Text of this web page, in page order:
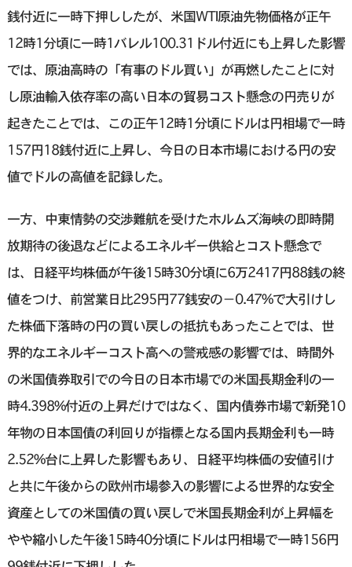
銭付近に一時下押ししたが、米国WTI原油先物価格が正午
12時1分頃に一時1バレル100.31ドル付近にも上昇した影響
では、原油高時の「有事のドル買い」が再燃したことに対
し原油輸入依存率の高い日本の貿易コスト懸念の円売りが
起きたことでは、この正午12時1分頃にドルは円相場で一時
157円18銭付近に上昇し、今日の日本市場における円の安
値でドルの高値を記録した。
一方、中東情勢の交渉難航を受けたホルムズ海峡の即時開
放期待の後退などによるエネルギー供給とコスト懸念で
は、日経平均株価が午後15時30分頃に6万2417円88銭の終
値をつけ、前営業日比295円77銭安の－0.47%で大引けし
た株価下落時の円の買い戻しの抵抗もあったことでは、世
界的なエネルギーコスト高への警戒感の影響では、時間外
の米国債券取引での今日の日本市場での米国長期金利の一
時4.398%付近の上昇だけではなく、国内債券市場で新発10
年物の日本国債の利回りが指標となる国内長期金利も一時
2.52%台に上昇した影響もあり、日経平均株価の安値引け
と共に午後からの欧州市場参入の影響による世界的な安全
資産としての米国債の買い戻しで米国長期金利が上昇幅を
やや縮小した午後15時40分頃にドルは円相場で一時156円